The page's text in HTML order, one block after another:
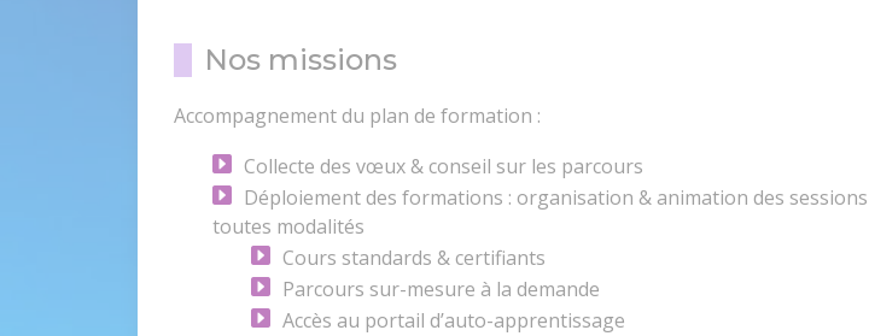
Nos missions
Accompagnement du plan de formation :
Collecte des vœux & conseil sur les parcours
Déploiement des formations : organisation & animation des sessions
toutes modalités
Cours standards & certifiants
Parcours sur-mesure à la demande
Accès au portail d’auto-apprentissage